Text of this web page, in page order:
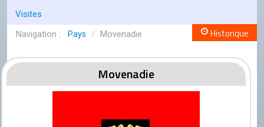
Histoire
Visites
Pays / Movenadie Historique
Movenadie